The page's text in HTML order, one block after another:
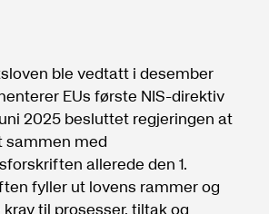
ble vedtatt i desember
EUs første NIS-direktiv
2025 besluttet regjeringen at
sammen med
allerede den 1.
fyller ut lovens rammer og
til prosesser, tiltak og